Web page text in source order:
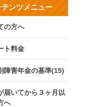
テンツメニュー
の方へ
ト料金
障害年金の基準(15)
届いてから３ヶ月以
へ